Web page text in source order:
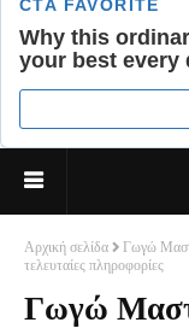
Αρχική σελίδα
Γωγώ
τελευταίες πληροφορίες
Γωγώ